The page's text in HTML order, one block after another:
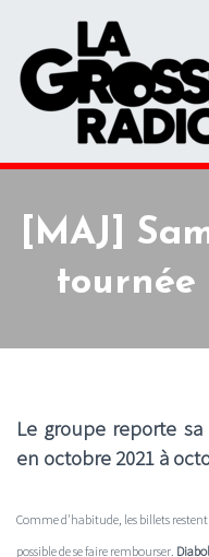
[MAJ]
tournée
Le groupe reporte
en octobre 2021 à
Comme d'habitude, les billets
possible de se faire rembourser.